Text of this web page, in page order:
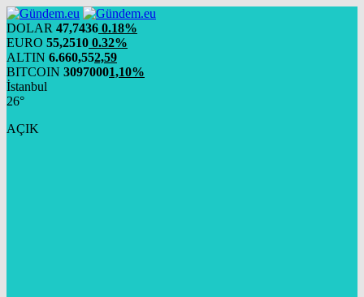
DOLAR 47,7436 0.18%
EURO 55,2510 0.32%
ALTIN 6.660,552,59
BITCOIN 30970001,10%
İstanbul
26°
AÇIK